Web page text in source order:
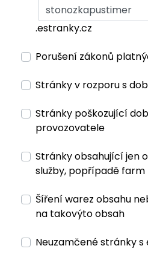
.estranky.cz
Porušení zákonů
Stránky v rozporu s
Stránky poškozující
provozovatele
Stránky obsahující jen
služby, popřípadě farm
Šíření warez obsahu
na takovýto obsah
Neuzamčené stránky